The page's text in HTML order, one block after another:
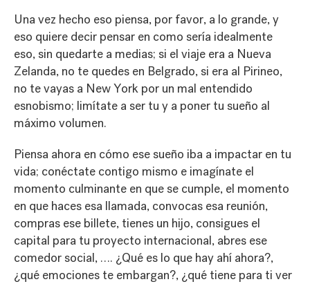
Una vez hecho eso piensa, por favor, a lo grande, y
eso quiere decir pensar en como sería idealmente
eso, sin quedarte a medias; si el viaje era a Nueva
Zelanda, no te quedes en Belgrado, si era al Pirineo,
no te vayas a New York por un mal entendido
esnobismo; limítate a ser tu y a poner tu sueño al
máximo volumen.
Piensa ahora en cómo ese sueño iba a impactar en tu
vida; conéctate contigo mismo e imagínate el
momento culminante en que se cumple, el momento
en que haces esa llamada, convocas esa reunión,
compras ese billete, tienes un hijo, consigues el
capital para tu proyecto internacional, abres ese
comedor social, …. ¿Qué es lo que hay ahí ahora?,
¿qué emociones te embargan?, ¿qué tiene para ti ver